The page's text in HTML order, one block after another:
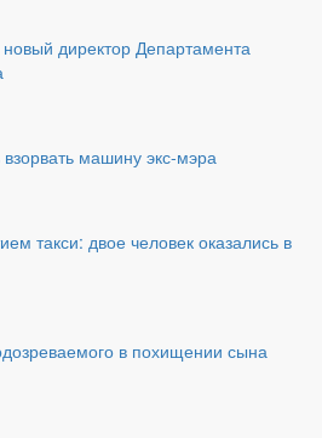
директор Департамента
машину экс-мэра
такси: двое человек оказались в
в похищении сына